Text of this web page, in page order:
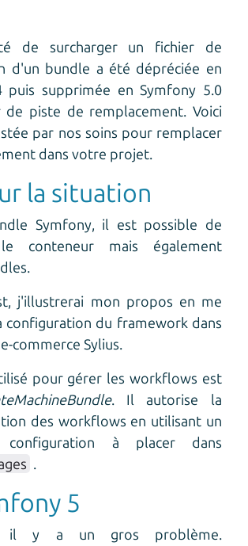
de surcharger un fichier de
d'un bundle a été dépréciée en
puis supprimée en Symfony 5.0
de piste de remplacement. Voici
par nos soins pour remplacer
dans votre projet.
la situation
Symfony, il est possible de
conteneur mais également
j'illustrerai mon propos en me
configuration du framework dans
commerce Sylius.
pour gérer les workflows est
. Il autorise la
des workflows en utilisant un
à placer dans
5
il y a un gros problème.